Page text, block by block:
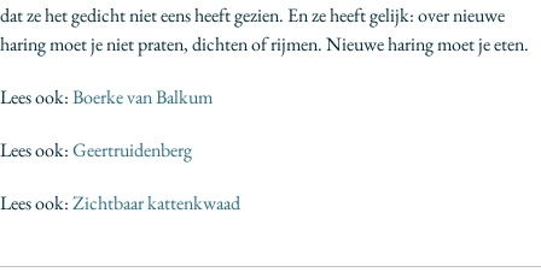
dat ze het gedicht niet eens heeft gezien. En ze heeft gelijk: over nieuwe
haring moet je niet praten, dichten of rijmen. Nieuwe haring moet je eten.
Lees ook:Boerke van Balkum
Lees ook:Geertruidenberg
Lees ook:Zichtbaar kattenkwaad